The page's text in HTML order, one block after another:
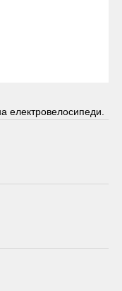
електровелосипеди.